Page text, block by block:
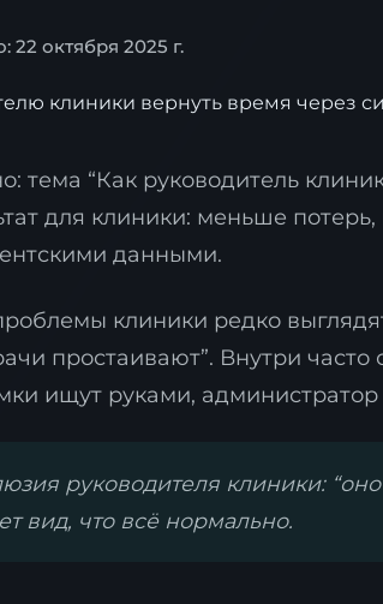
22 октября 2025 г.
тема “Как руководитель
для клиники: меньше
данными.
клиники редко
простаивают”. Внутри
ищут руками, администратор
руководителя клиники:
вид, что всё нормально.